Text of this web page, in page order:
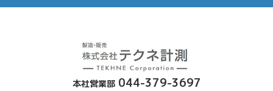
本社営業部 044-379-3697